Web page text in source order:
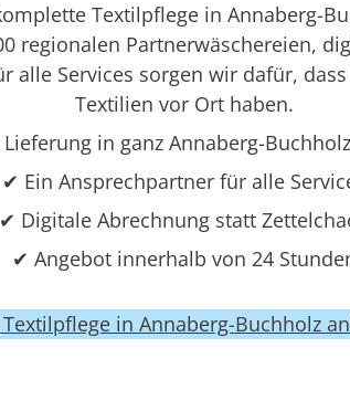
Textilpflege in Annaberg-
regionalen Partnerwäschereien,
alle Services sorgen wir dafür,
Textilien vor Ort haben.
in ganz Annaberg-
✔ Ein Ansprechpartner für alle
✔ Digitale Abrechnung statt
✔ Angebot innerhalb von 24
Textilpflege in Annaberg-Buchholz